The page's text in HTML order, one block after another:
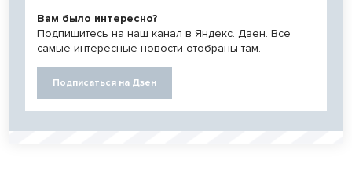
Вам было интересно?
Подпишитесь на наш канал в Яндекс. Дзен. Все
самые интересные новости отобраны там.
Подписаться на Дзен